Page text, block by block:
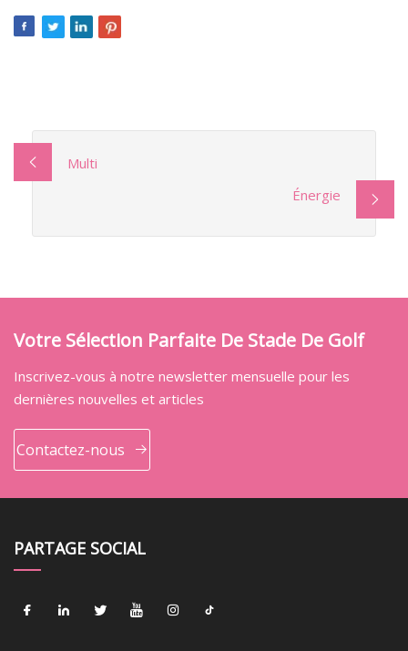
Multi
Énergie
Votre Sélection Parfaite De Stade De Golf
Inscrivez-vous à notre newsletter mensuelle pour les
dernières nouvelles et articles
Contactez-nous
PARTAGE SOCIAL